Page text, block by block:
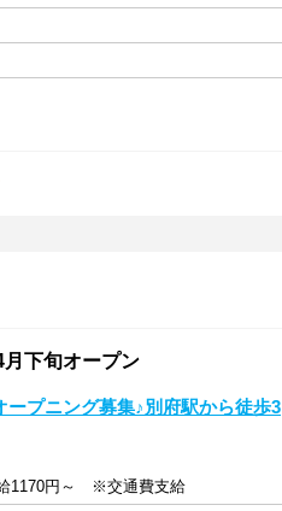
下旬オープン
ープニング募集♪別府駅から徒歩3
1170円～ ※交通費支給